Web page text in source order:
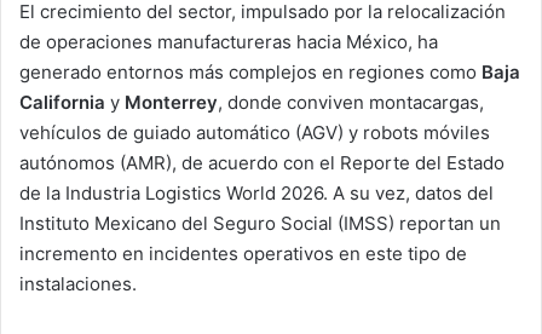
El crecimiento del sector, impulsado por la relocalización
de operaciones manufactureras hacia México, ha
generado entornos más complejos en regiones como Baja
California y Monterrey, donde conviven montacargas,
vehículos de guiado automático (AGV) y robots móviles
autónomos (AMR), de acuerdo con el Reporte del Estado
de la Industria Logistics World 2026. A su vez, datos del
Instituto Mexicano del Seguro Social (IMSS) reportan un
incremento en incidentes operativos en este tipo de
instalaciones.